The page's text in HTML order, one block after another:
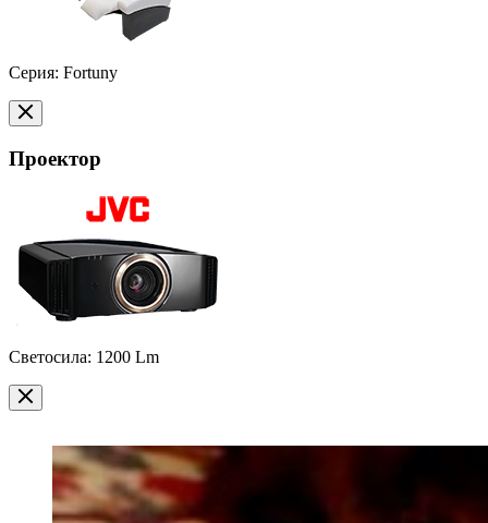
Серия: Fortuny
Проектор
Светосила: 1200 Lm